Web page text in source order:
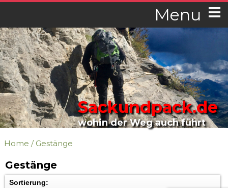
Menu
Sackundpack.de
wohin der Weg auch führt
Home / Gestänge
Gestänge
Sortierung: